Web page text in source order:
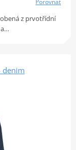
z prvotřídní
denim